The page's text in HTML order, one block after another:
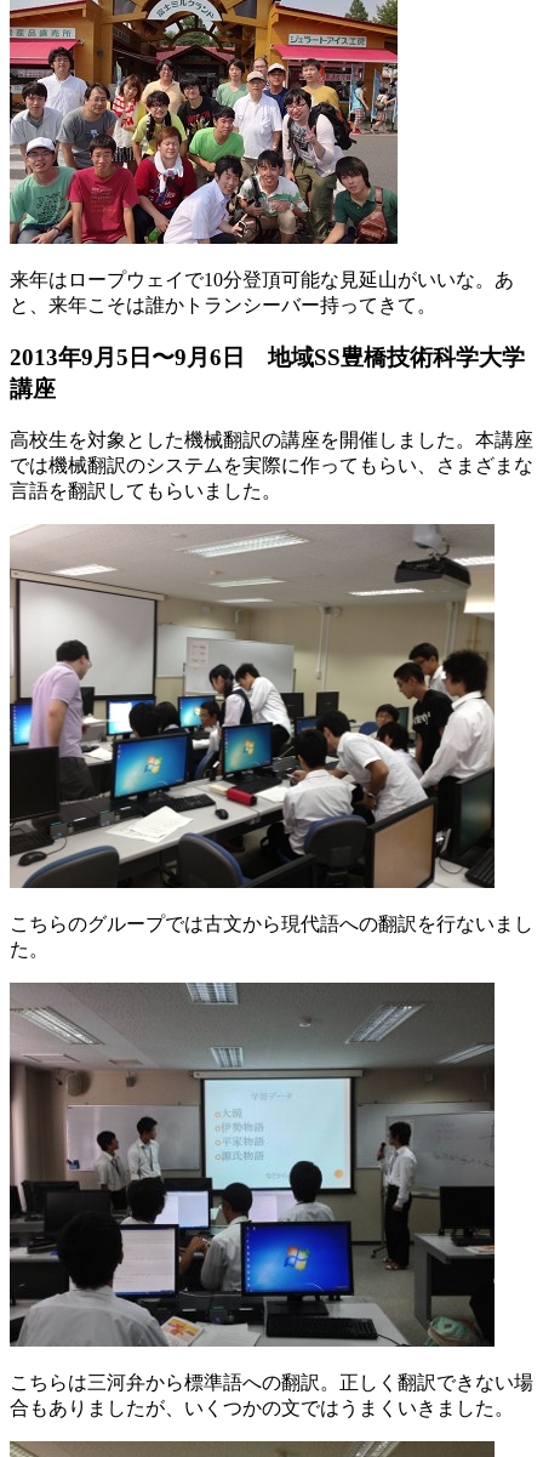
来年はロープウェイで10分登頂可能な見延山がいいな。あ
と、来年こそは誰かトランシーバー持ってきて。
2013年9月5日〜9月6日 地域SS豊橋技術科学大学
講座
高校生を対象とした機械翻訳の講座を開催しました。本講座
では機械翻訳のシステムを実際に作ってもらい、さまざまな
言語を翻訳してもらいました。
こちらのグループでは古文から現代語への翻訳を行ないまし
た。
こちらは三河弁から標準語への翻訳。正しく翻訳できない場
合もありましたが、いくつかの文ではうまくいきました。